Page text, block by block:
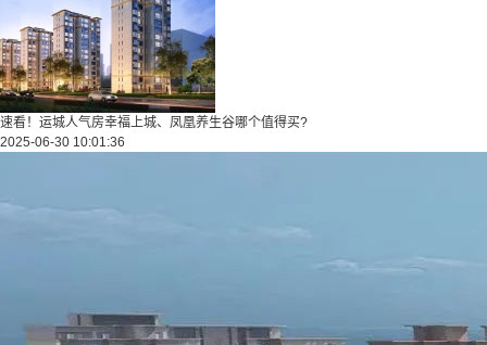
速看！运城人气房幸福上城、凤凰养生谷哪个值得买?
2025-06-30 10:01:36